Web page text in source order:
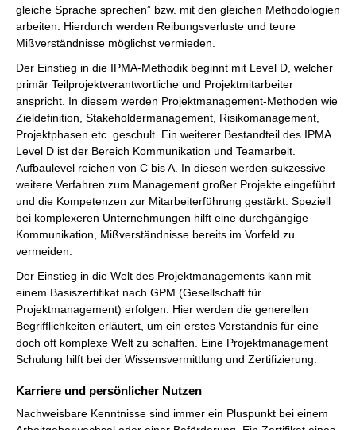
gleiche Sprache sprechen” bzw. mit den gleichen Methodologien
arbeiten. Hierdurch werden Reibungsverluste und teure
Mißverständnisse möglichst vermieden.
Der Einstieg in die IPMA-Methodik beginnt mit Level D, welcher
primär Teilprojektverantwortliche und Projektmitarbeiter
anspricht. In diesem werden Projektmanagement-Methoden wie
Zieldefinition, Stakeholdermanagement, Risikomanagement,
Projektphasen etc. geschult. Ein weiterer Bestandteil des IPMA
Level D ist der Bereich Kommunikation und Teamarbeit.
Aufbaulevel reichen von C bis A. In diesen werden sukzessive
weitere Verfahren zum Management großer Projekte eingeführt
und die Kompetenzen zur Mitarbeiterführung gestärkt. Speziell
bei komplexeren Unternehmungen hilft eine durchgängige
Kommunikation, Mißverständnisse bereits im Vorfeld zu
vermeiden.
Der Einstieg in die Welt des Projektmanagements kann mit
einem Basiszertifikat nach GPM (Gesellschaft für
Projektmanagement) erfolgen. Hier werden die generellen
Begrifflichkeiten erläutert, um ein erstes Verständnis für eine
doch oft komplexe Welt zu schaffen. Eine Projektmanagement
Schulung hilft bei der Wissensvermittlung und Zertifizierung.
Karriere und persönlicher Nutzen
Nachweisbare Kenntnisse sind immer ein Pluspunkt bei einem